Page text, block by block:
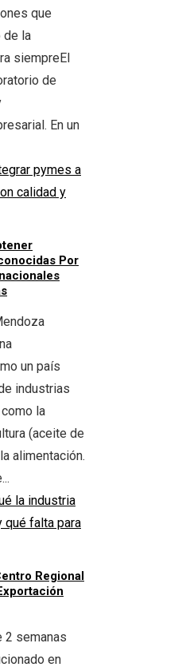
que
de la
siempreEl
de
En un
Por
un país
industrias
la
(aceite de
alimentación.
Regional
2 semanas
en